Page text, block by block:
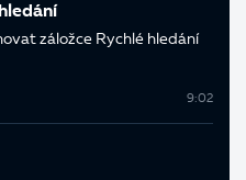
záložce Rychlé hledání
9:02